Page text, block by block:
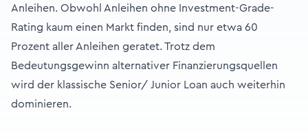
Anleihen. Obwohl Anleihen ohne Investment-Grade-
Rating kaum einen Markt finden, sind nur etwa 60
Prozent aller Anleihen geratet. Trotz dem
Bedeutungsgewinn alternativer Finanzierungsquellen
wird der klassische Senior/ Junior Loan auch weiterhin
dominieren.